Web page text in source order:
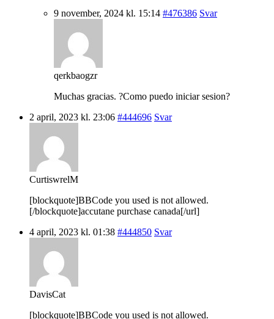
9 november, 2024 kl. 15:14 #476386 Svar
qerkbaogzr
Muchas gracias. ?Como puedo iniciar sesion?
2 april, 2023 kl. 23:06 #444696 Svar
CurtiswrelM
[blockquote]BBCode you used is not allowed.
[/blockquote]accutane purchase canada[/url]
4 april, 2023 kl. 01:38 #444850 Svar
DavisCat
[blockquote]BBCode you used is not allowed.